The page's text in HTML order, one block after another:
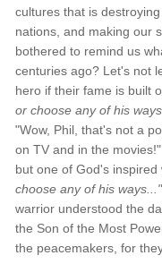
cultures that is
nations, and making our
bothered to remind us
centuries ago? Let's not
hero if their fame is built
or choose any of his
"Wow, Phil, that's not a
on TV and in the
but one of God's inspired
choose any of his ways..."
warrior understood the
the Son of the Most
the peacemakers, for